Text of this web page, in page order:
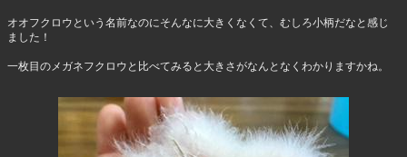
オオフクロウという名前なのにそんなに大きくなくて、むしろ小柄だなと感じ
ました！
一枚目のメガネフクロウと比べてみると大きさがなんとなくわかりますかね。